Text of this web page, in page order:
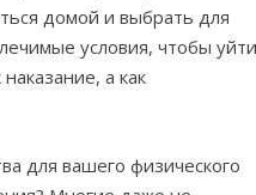
домой и выбрать для
условия, чтобы
а как
для вашего физического